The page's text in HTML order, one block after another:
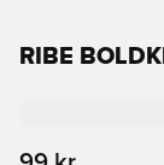
RIBE